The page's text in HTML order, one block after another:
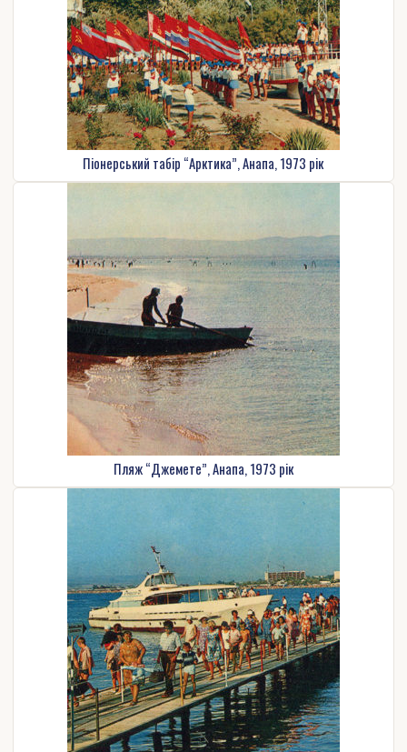
Піонерський табір “Арктика”, Анапа, 1973 рік
Пляж “Джемете”, Анапа, 1973 рік